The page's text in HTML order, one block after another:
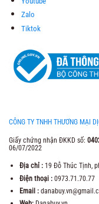
Zalo
Tiktok
CÔNG TY TNHH THƯƠNG MẠI
Giấy chứng nhận ĐKKD số:
06/07/2022
Địa chỉ :19 Đỗ Thúc Tịnh,
Điện thoại :0973.71.70.77
Email :